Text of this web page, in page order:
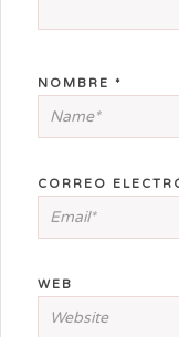
NOMBRE *
CORREO
WEB